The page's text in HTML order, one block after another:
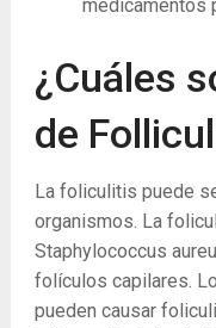
medicamentos
¿Cuáles
de
La foliculitis puede
organismos. La
Staphylococcus
folículos capilares.
pueden causar